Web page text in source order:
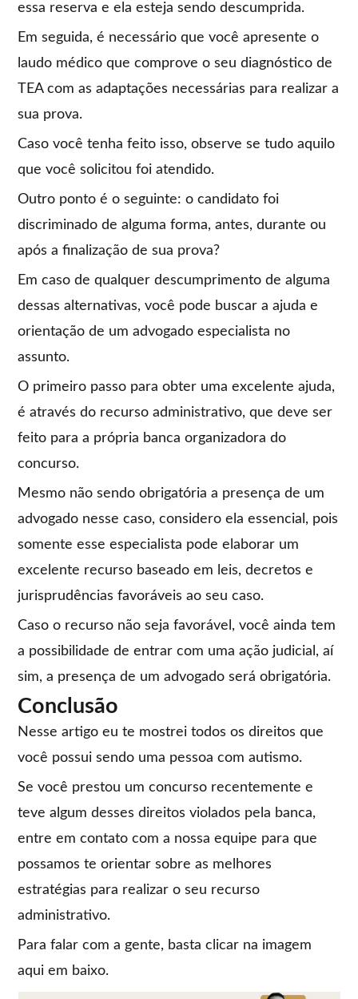
essa reserva e ela esteja sendo descumprida.
Em seguida, é necessário que você apresente o
laudo médico que comprove o seu diagnóstico de
TEA com as adaptações necessárias para realizar a
sua prova.
Caso você tenha feito isso, observe se tudo aquilo
que você solicitou foi atendido.
Outro ponto é o seguinte: o candidato foi
discriminado de alguma forma, antes, durante ou
após a finalização de sua prova?
Em caso de qualquer descumprimento de alguma
dessas alternativas, você pode buscar a ajuda e
orientação de um advogado especialista no
assunto.
O primeiro passo para obter uma excelente ajuda,
é através do recurso administrativo, que deve ser
feito para a própria banca organizadora do
concurso.
Mesmo não sendo obrigatória a presença de um
advogado nesse caso, considero ela essencial, pois
somente esse especialista pode elaborar um
excelente recurso baseado em leis, decretos e
jurisprudências favoráveis ao seu caso.
Caso o recurso não seja favorável, você ainda tem
a possibilidade de entrar com uma ação judicial, aí
sim, a presença de um advogado será obrigatória.
Conclusão
Nesse artigo eu te mostrei todos os direitos que
você possui sendo uma pessoa com autismo.
Se você prestou um concurso recentemente e
teve algum desses direitos violados pela banca,
entre em contato com a nossa equipe para que
possamos te orientar sobre as melhores
estratégias para realizar o seu recurso
administrativo.
Para falar com a gente, basta clicar na imagem
aqui em baixo.